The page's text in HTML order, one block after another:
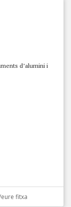
d’alumini i
fitxa